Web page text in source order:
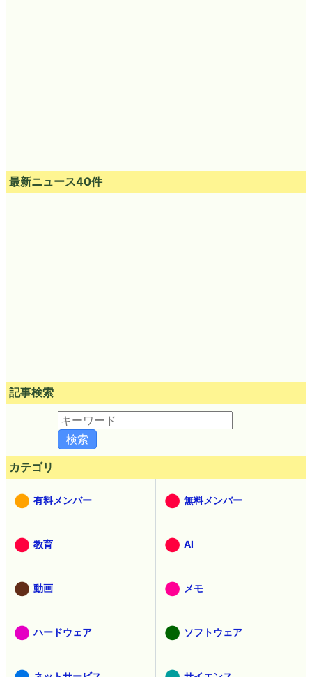
最新ニュース40件
記事検索
カテゴリ
有料メンバー 無料メンバー
教育 AI
動画 メモ
ハードウェア ソフトウェア